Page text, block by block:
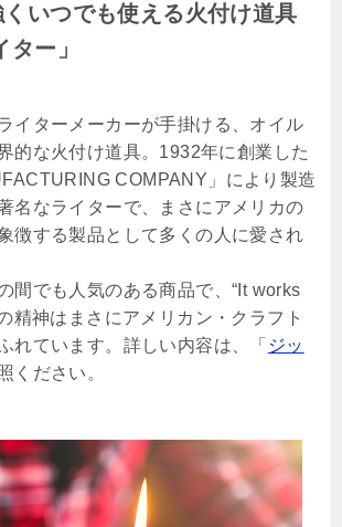
いつでも使える火付け道具
ター」
イターメーカーが手掛ける、オイル
的な火付け道具。1932年に創業した
COMPANY」により製造
名なライターで、まさにアメリカの
徴する製品として多くの人に愛され
間でも人気のある商品で、“It works
精神はまさにアメリカン・クラフト
れています。詳しい内容は、「 ジッ
ください。